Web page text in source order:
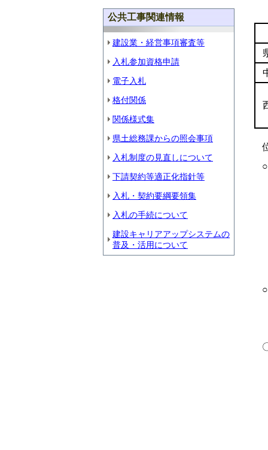
公共工事関連情報
建設業・経営事項審査等
入札参加資格申請
電子入札
格付関係
関係様式集
県土総務課からの照会事項
入札制度の見直しについて
下請契約等適正化指針等
入札・契約要綱要領集
入札の手続について
建設キャリアアップシステムの
普及・活用について
○
○